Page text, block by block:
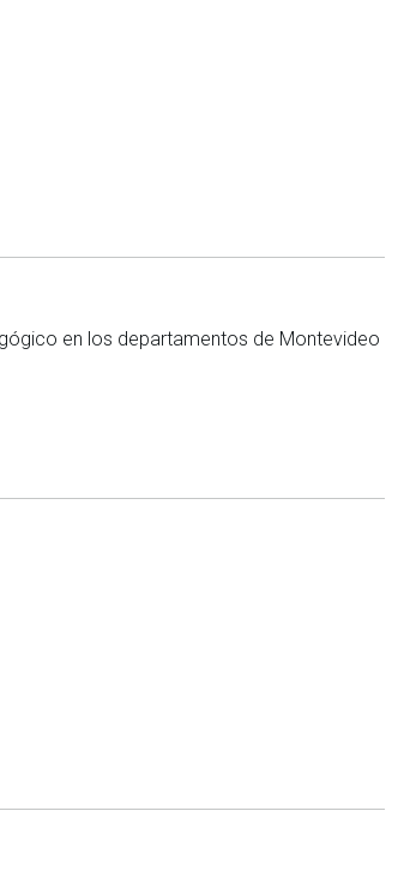
en los departamentos de Montevideo